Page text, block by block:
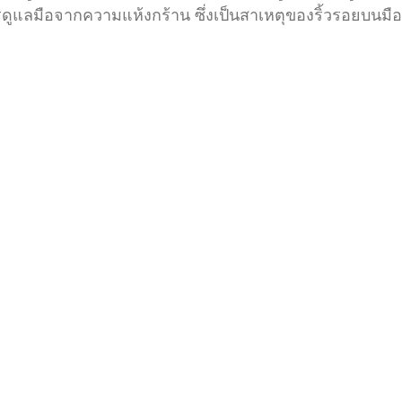
แลมือจากความแห้งกร้าน ซึ่งเป็นสาเหตุของริ้วรอยบนมื